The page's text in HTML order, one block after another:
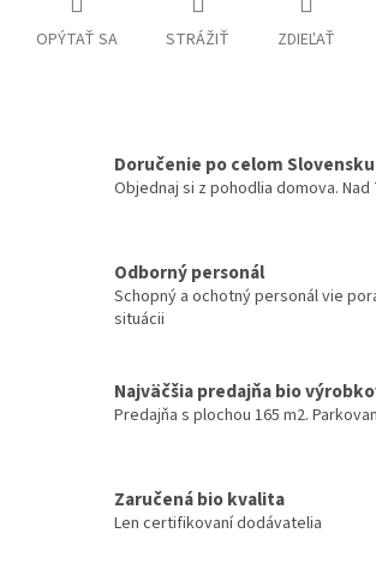
OPÝTAŤ SA STRÁŽIŤ ZDIEĽAŤ
Doručenie po celom Slovensku
Objednaj si z pohodlia domova. Nad
Odborný personál
Schopný a ochotný personál vie
situácii
Najväčšia predajňa bio
Predajňa s plochou 165 m2.
Zaručená bio kvalita
Len certifikovaní dodávatelia